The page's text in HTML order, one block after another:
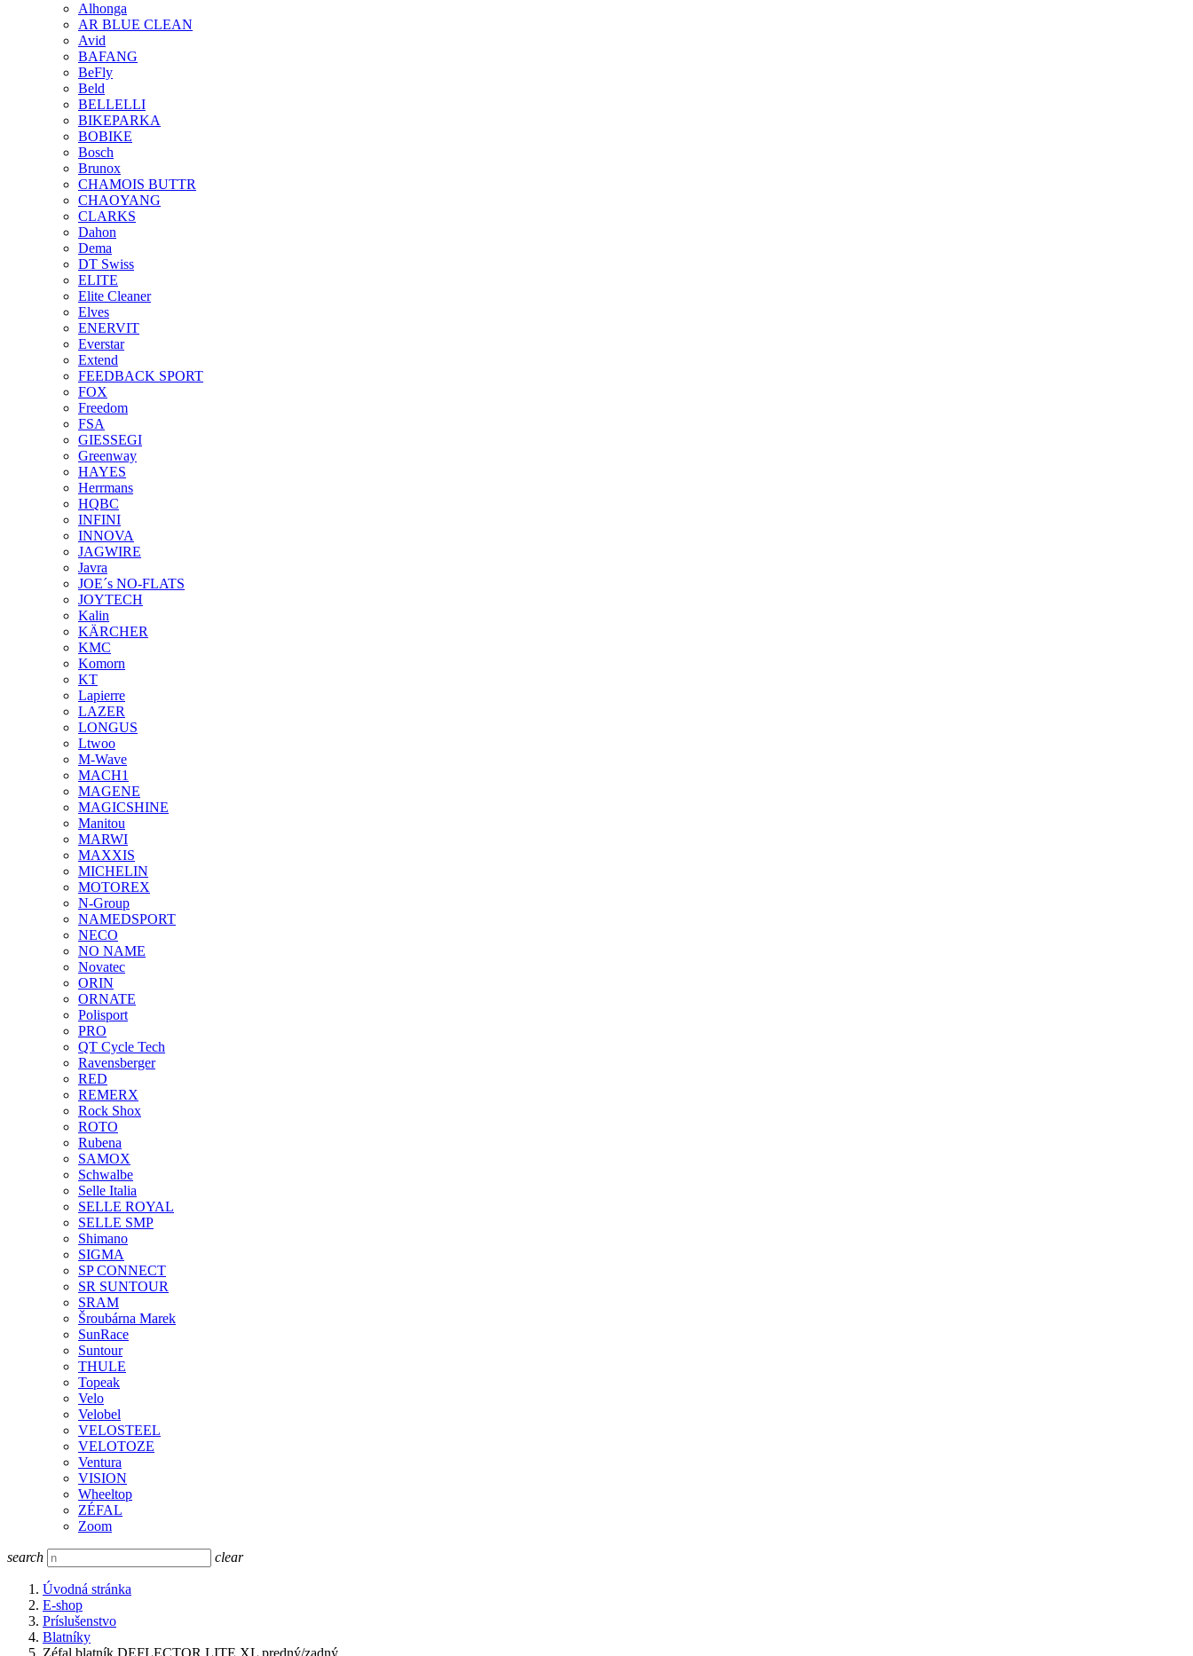
Alhonga
AR BLUE CLEAN
Avid
BAFANG
BeFly
Beld
BELLELLI
BIKEPARKA
BOBIKE
Bosch
Brunox
CHAMOIS BUTTR
CHAOYANG
CLARKS
Dahon
Dema
DT Swiss
ELITE
Elite Cleaner
Elves
ENERVIT
Everstar
Extend
FEEDBACK SPORT
FOX
Freedom
FSA
GIESSEGI
Greenway
HAYES
Herrmans
HQBC
INFINI
INNOVA
JAGWIRE
Javra
JOE´s NO-FLATS
JOYTECH
Kalin
KÄRCHER
KMC
Komorn
KT
Lapierre
LAZER
LONGUS
Ltwoo
M-Wave
MACH1
MAGENE
MAGICSHINE
Manitou
MARWI
MAXXIS
MICHELIN
MOTOREX
N-Group
NAMEDSPORT
NECO
NO NAME
Novatec
ORIN
ORNATE
Polisport
PRO
QT Cycle Tech
Ravensberger
RED
REMERX
Rock Shox
ROTO
Rubena
SAMOX
Schwalbe
Selle Italia
SELLE ROYAL
SELLE SMP
Shimano
SIGMA
SP CONNECT
SR SUNTOUR
SRAM
Šroubárna Marek
SunRace
Suntour
THULE
Topeak
Velo
Velobel
VELOSTEEL
VELOTOZE
Ventura
VISION
Wheeltop
ZÉFAL
Zoom
search clear
Úvodná stránka
E-shop
Príslušenstvo
Blatníky
Zéfal blatník DEFLECTOR LITE XL predný/zadný